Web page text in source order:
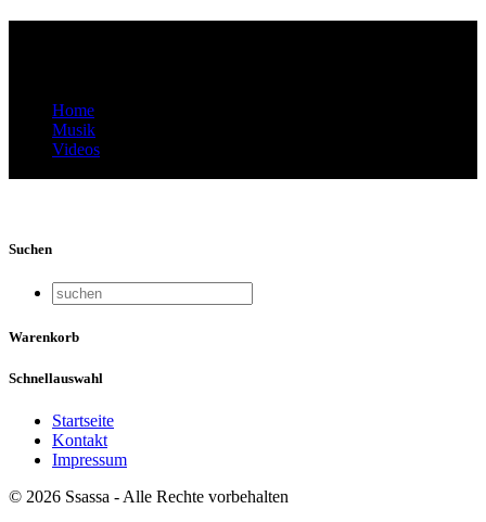
Home
Musik
Videos
Suchen
Warenkorb
Schnellauswahl
Startseite
Kontakt
Impressum
© 2026 Ssassa - Alle Rechte vorbehalten